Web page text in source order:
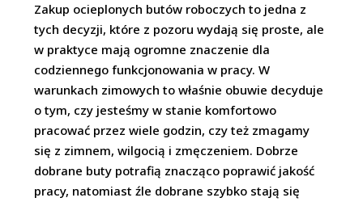
Zakup ocieplonych butów roboczych to jedna z
tych decyzji, które z pozoru wydają się proste, ale
w praktyce mają ogromne znaczenie dla
codziennego funkcjonowania w pracy. W
warunkach zimowych to właśnie obuwie decyduje
o tym, czy jesteśmy w stanie komfortowo
pracować przez wiele godzin, czy też zmagamy
się z zimnem, wilgocią i zmęczeniem. Dobrze
dobrane buty potrafią znacząco poprawić jakość
pracy, natomiast źle dobrane szybko stają się